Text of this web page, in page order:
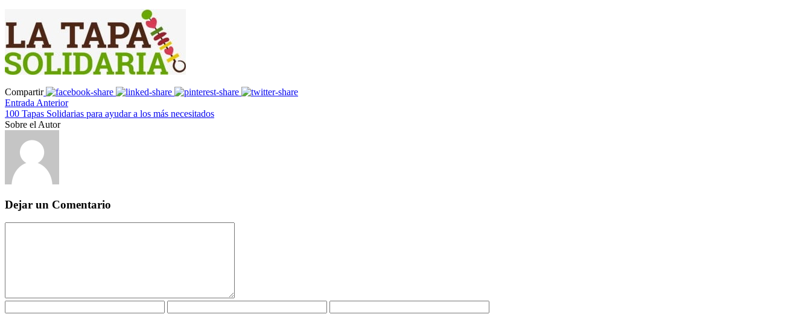
Compartir
Entrada Anterior
100 Tapas Solidarias para ayudar a los más necesitados
Sobre el Autor
Dejar un Comentario